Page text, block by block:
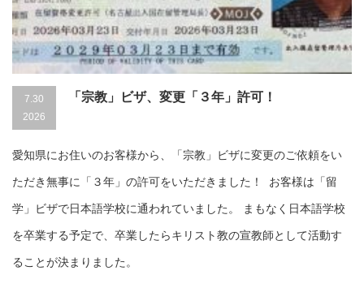
7.30
2026
「宗教」ビザ、変更「３年」許可！
愛知県にお住いのお客様から、「宗教」ビザに変更のご依頼をい
ただき無事に「３年」の許可をいただきました！ お客様は「留
学」ビザで日本語学校に通われていました。 まもなく日本語学校
を卒業する予定で、卒業したらキリスト教の宣教師として活動す
ることが決まりました。